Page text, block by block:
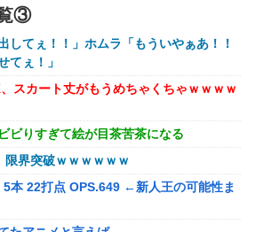
レビ、女子大生を大量投入して闇深エロ
家に住ませてあげた結果ｗｗｗｗ
人のおもちゃ』を入れたままMRI検査を
フォニア リマスター」発売日が2/16に
日告知トレーラー」も公開！
③
してぇ！！」ホムラ「もういやぁあ！！
てぇ！」
スカート丈がもうめちゃくちゃｗｗｗｗ
ビりすぎて絵が目茶苦茶になる
限界突破ｗｗｗｗｗｗ
本 22打点 OPS.649 ←新人王の可能性ま